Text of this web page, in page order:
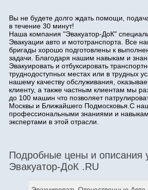
Вы не будете долго ждать помощи,
в течение 30 минут!
Наша компания "Эвакуатор-ДоК"
Эвакуации авто и мототранспорта. Все
бригады хорошо подготовлены к
задачи. Благодаря нашим навыкам и
Эвакуировать и отбуксировать
труднодоступных местах или в трудных
нашему качеству обслуживания,
клиенту, а также частным клиентам мы
до 100 машин что позволяет
Москвы и Ближайшего Подмосковья.С
профессиональными знаниями и
экспертами в этой отрасли.
Подробные цены и описания
Эвакуатор-ДоК .RU